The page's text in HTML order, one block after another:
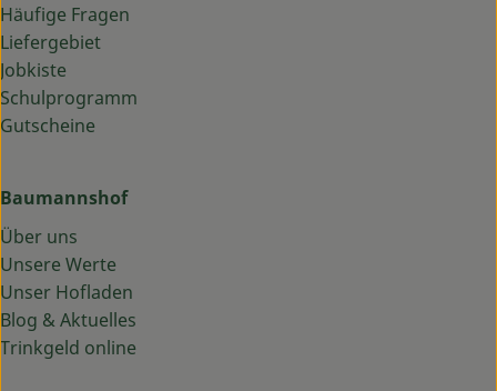
Häufige Fragen
Liefergebiet
Jobkiste
Schulprogramm
Gutscheine
Baumannshof
Über uns
Unsere Werte
Unser Hofladen
Blog & Aktuelles
Trinkgeld online